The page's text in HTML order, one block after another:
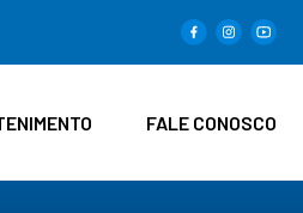
FALE CONOSCO